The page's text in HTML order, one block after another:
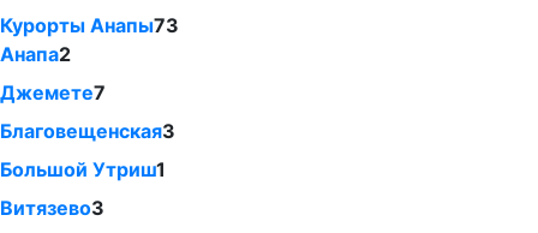
Курорты Анапы73
Анапа2
Джемете7
Благовещенская3
Большой Утриш1
Витязево3